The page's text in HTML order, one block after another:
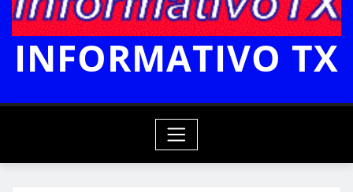
INFORMATIVO TX